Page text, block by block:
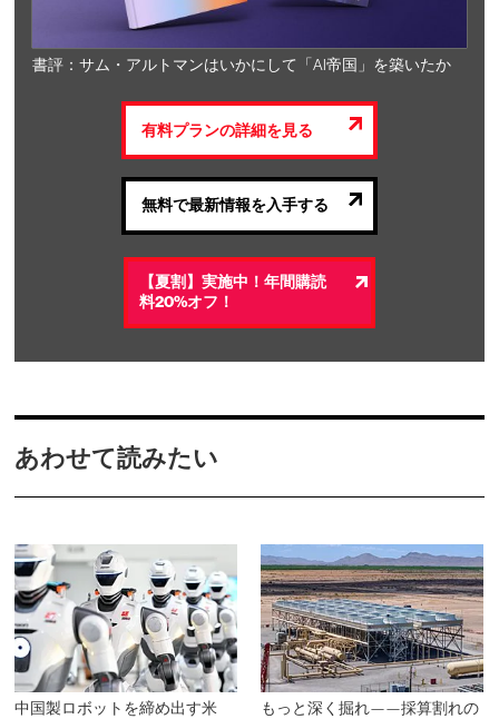
書評：サム・アルトマンはいかにして「AI帝国」を築いたか
有料プランの詳細を見る
無料で最新情報を入手する
【夏割】実施中！年間購読
料20%オフ！
あわせて読みたい
中国製ロボットを締め出す米
もっと深く掘れ——採算割れの